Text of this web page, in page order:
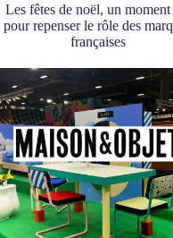
Les fêtes de noël, un
pour repenser le rôle des
françaises